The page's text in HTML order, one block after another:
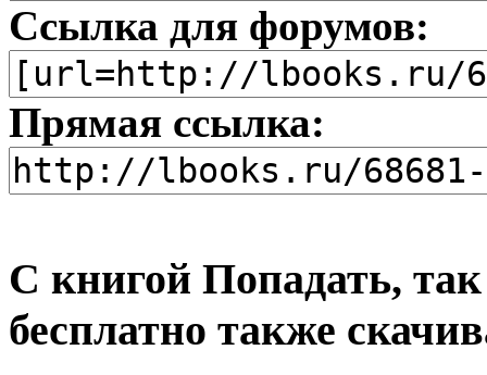
Ссылка для форумов:
Прямая ссылка:
С книгой Попадать,
бесплатно также